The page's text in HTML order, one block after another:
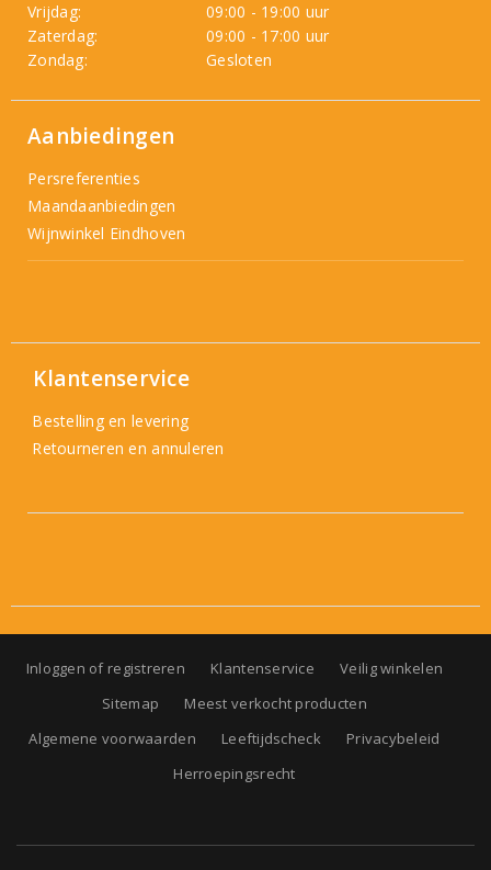
Vrijdag:
09:00 - 19:00 uur
Zaterdag:
09:00 - 17:00 uur
Zondag:
Gesloten
Aanbiedingen
Persreferenties
Maandaanbiedingen
Wijnwinkel Eindhoven
Klantenservice
Bestelling en levering
Retourneren en annuleren
Inloggen of registreren Klantenservice
Veilig winkelen
Sitemap
Meest verkocht producten
Algemene voorwaarden
Leeftijdscheck
Privacybeleid
Herroepingsrecht